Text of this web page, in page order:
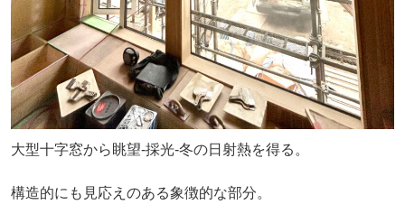
大型十字窓から眺望-採光-冬の日射熱を得る。
構造的にも見応えのある象徴的な部分。